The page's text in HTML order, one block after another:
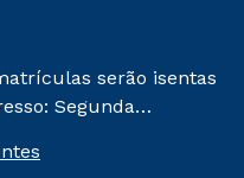
serão isentas
Segunda
será de R$